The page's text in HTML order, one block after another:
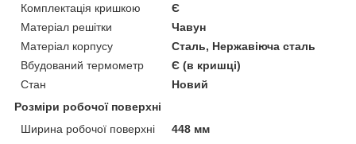
Комплектація кришкою
Є
Матеріал решітки
Чавун
Матеріал корпусу
Сталь, Нержавіюча сталь
Вбудований термометр
Є (в кришці)
Стан
Новий
Розміри робочої поверхні
Ширина робочої поверхні
448 мм